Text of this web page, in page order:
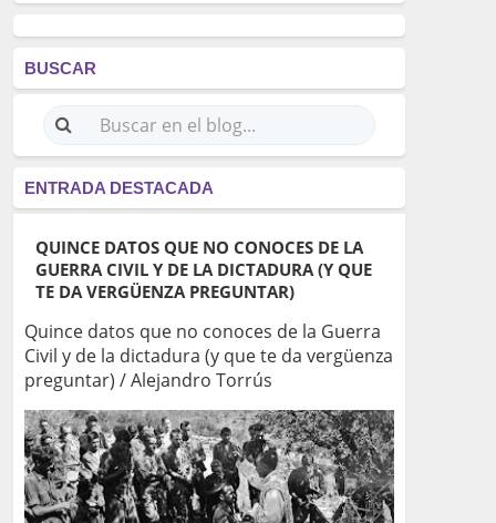
BUSCAR
ENTRADA DESTACADA
QUINCE DATOS QUE NO CONOCES DE LA
GUERRA CIVIL Y DE LA DICTADURA (Y QUE
TE DA VERGÜENZA PREGUNTAR)
Quince datos que no conoces de la Guerra
Civil y de la dictadura (y que te da vergüenza
preguntar) / Alejandro Torrús